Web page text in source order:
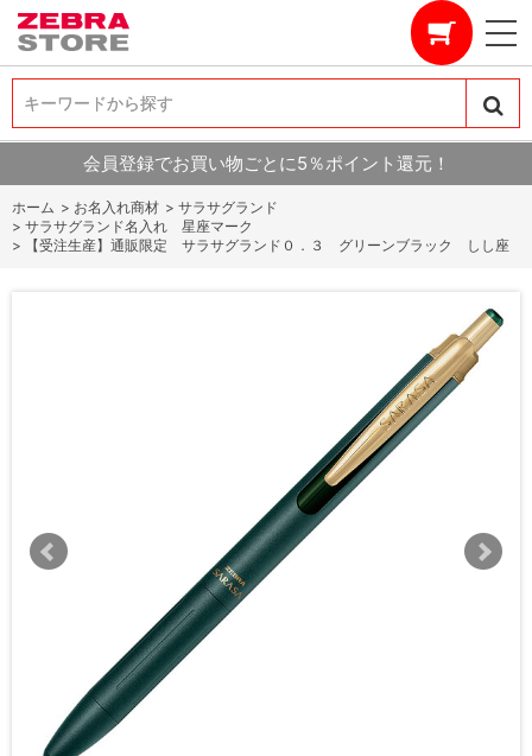
キーワードから探す
キーワードから探す
会員登録でお買い物ごとに5％ポイント還元！
ホーム > お名入れ商材 > サラサグランド
> サラサグランド名入れ 星座マーク
>
【受注生産】通販限定 サラサグランド０．３ グリーンブラック しし座